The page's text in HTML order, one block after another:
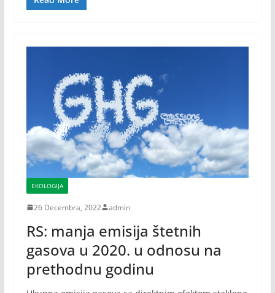
EKOLOGIJA
26 Decembra, 2022 admin
RS: manja emisija štetnih
gasova u 2020. u odnosu na
prethodnu godinu